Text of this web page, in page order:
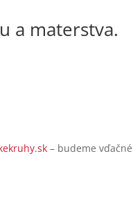
a materstva.
– budeme vďačné